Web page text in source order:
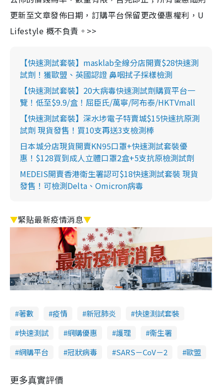
更新至文章發佈日期，訂購平台保留更改優惠權利，U
Lifestyle 概不負責。>>
【快速測試套裝】masklab全線分店開賣$28快速測
試劑！獲歐盟、英國認證 鼻咽拭子採樣檢測
【快速測試套裝】20大病毒快速測試劑購買平台一
覽！低至$9.9/盒！屈臣氏/萬寧/阿布泰/HKTVmall
【快速測試套裝】深水埗電子特賣城$15快速抗原測
試劑 現貨發售！買10支再送3支檢測棒
日本城分店現貨開賣KN95口罩+快速測試套裝優
惠！$128買到成人立體口罩2盒+5支抗原檢測試劑
MEDEIS開賣香港衛生署認可$18快速測試套裝 現貨
發售！可檢測Delta、Omicron病毒
▼緊貼最新疫情消息▼
著數 疫情 新冠肺炎
快速測試套裝
快速測試
網購優惠 護理
衞生署
網購平台
冠狀病毒 SARS－CoV－2 歐盟
更多真實評價